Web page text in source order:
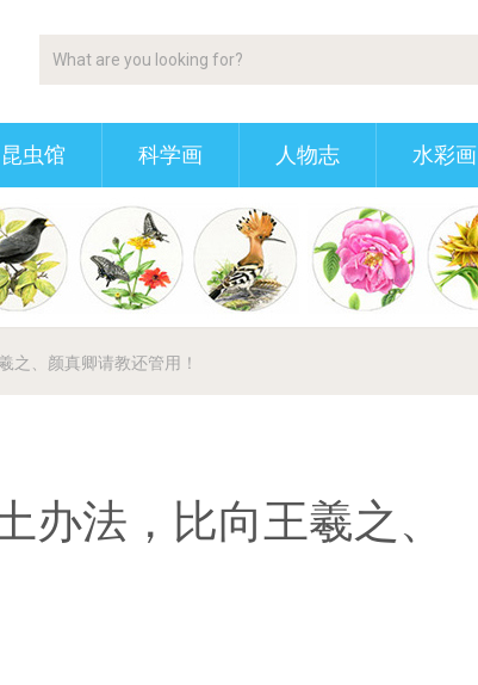
昆虫馆 科学画 人物志 水彩画
之、颜真卿请教还管用！
办法，比向王羲之、